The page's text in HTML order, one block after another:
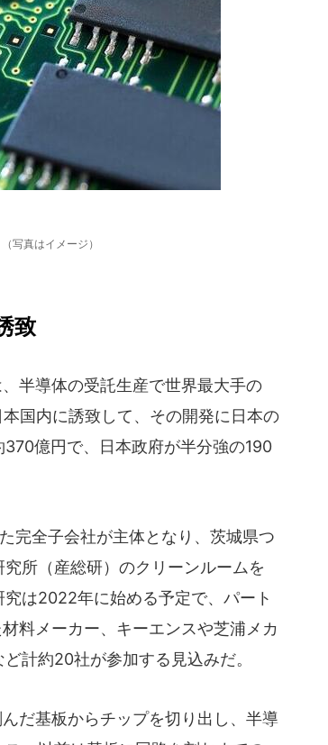
写真はイメージ）
致
半導体の受託生産で世界最大手の
国内に誘致して、その開発に日本の
億円で、日本政府が半分強の190
完全子会社が主体となり、茨城県つ
所（産総研）のクリーンルームを
は2022年に始める予定で、パート
料メーカー、キーエンスや芝浦メカ
計約20社が参加する見込みだ。
だ基板からチップを切り出し、半導